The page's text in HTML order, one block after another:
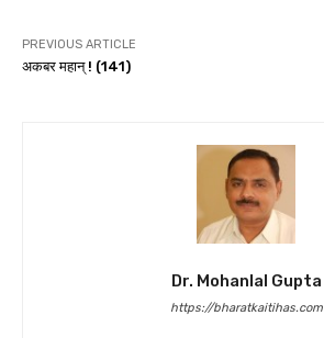
PREVIOUS ARTICLE
अकबर महान् ! (141)
Dr. Mohanlal Gupta
https://bharatkaitihas.com